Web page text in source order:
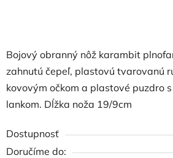
Bojový obranný nôž karambit
zahnutú čepeľ, plastovú tvarovanú
kovovým očkom a plastové puzdro
lankom. Dĺžka noža 19/9cm
Dostupnosť